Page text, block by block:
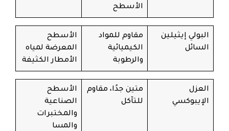
الأسطح
البولي إيثيلين
السائل
مقاوم للمواد
الكيميائية
والرطوبة
الأسطح
المعرضة لمياه
الأمطار الكثيفة
العزل
الإيبوكسي
متين جدًا، مقاوم
للتآكل
الأسطح
الصناعية
والمختبرات
والمسا